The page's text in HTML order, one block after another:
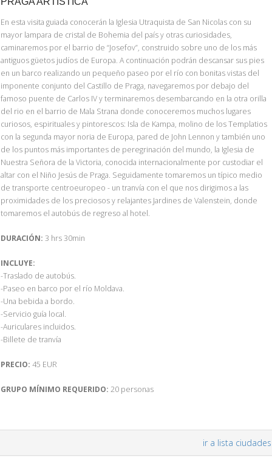
En esta visita guiada conocerán la Iglesia Utraquista de San Nicolas con su
mayor lampara de cristal de Bohemia del país y otras curiosidades,
caminaremos por el barrio de “Josefov”, construido sobre uno de los más
antiguos güetos judíos de Europa. A continuación podrán descansar sus pies
en un barco realizando un pequeño paseo por el río con bonitas vistas del
imponente conjunto del Castillo de Praga, navegaremos por debajo del
famoso puente de Carlos IV y terminaremos desembarcando en la otra orilla
del rio en el barrio de Mala Strana donde conoceremos muchos lugares
curiosos, espirituales y pintorescos: Isla de Kampa, molino de los Templatios
con la segunda mayor noria de Europa, pared de John Lennon y también uno
de los puntos más importantes de peregrinación del mundo, la Iglesia de
Nuestra Señora de la Victoria, conocida internacionalmente por custodiar el
altar con el Niño Jesús de Praga. Seguidamente tomaremos un típico medio
de transporte centroeuropeo - un tranvía con el que nos dirigimos a las
proximidades de los preciosos y relajantes Jardines de Valenstein, donde
tomaremos el autobús de regreso al hotel.
DURACIÓN: 3 hrs 30min
INCLUYE:
-Traslado de autobús.
-Paseo en barco por el río Moldava.
-Una bebida a bordo.
-Servicio guía local.
-Auriculares incluidos.
-Billete de tranvía
PRECIO: 45 EUR
GRUPO MÍNIMO REQUERIDO: 20 personas
ir a lista ciudades